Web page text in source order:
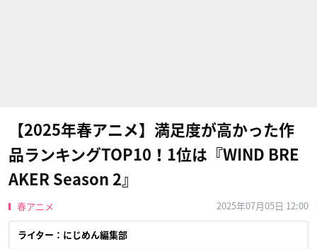
【2025年春アニメ】満足度が高かった作
品ランキングTOP10！1位は『WIND BRE
AKER Season 2』
春アニメ 2025年07月05日 12:00
ライター：にじめん編集部